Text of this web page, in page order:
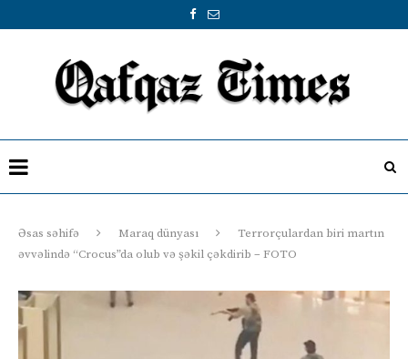
Əsas səhifə Maraq dünyası
Terrorçulardan biri martın
əvvəlində “Crocus”da olub və şəkil çəkdirib – FOTO